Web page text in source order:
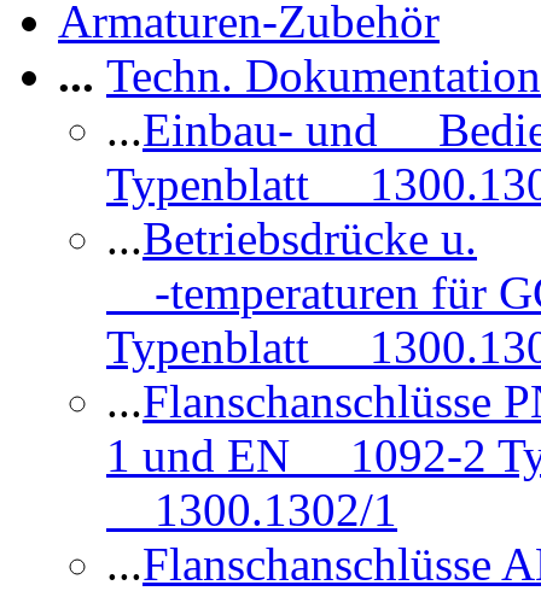
Armaturen-Zubehör
... Techn.
...Einbau- und
Typenblatt
...Betriebsdrücke u.
-temperaturen für
Typenblatt
...
1 und EN 1092-2
1300.1302/1
...